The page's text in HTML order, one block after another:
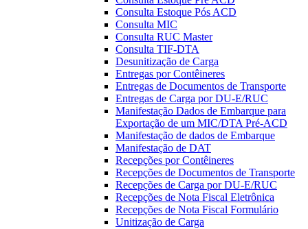
Consulta Estoque Pós ACD
Consulta MIC
Consulta RUC Master
Consulta TIF-DTA
Desunitização de Carga
Entregas por Contêineres
Entregas de Documentos de Transporte
Entregas de Carga por DU-E/RUC
Manifestação Dados de Embarque para
Exportação de um MIC/DTA Pré-ACD
Manifestação de dados de Embarque
Manifestação de DAT
Recepções por Contêineres
Recepções de Documentos de Transporte
Recepções de Carga por DU-E/RUC
Recepções de Nota Fiscal Eletrônica
Recepções de Nota Fiscal Formulário
Unitização de Carga